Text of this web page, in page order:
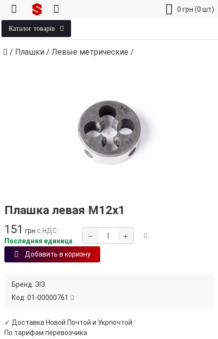
0 грн (0 шт)
Каталог товарів
/ Плашки / Левые метрические /
Плашка левая М12х1
151 грн с НДС
Последняя единица
− +
Добавить в коризну
Бренд: ЗІЗ
Код: 01-00000761
✓ Доставка Новой Почтой и Укрпочтой
По тарифам перевозчика